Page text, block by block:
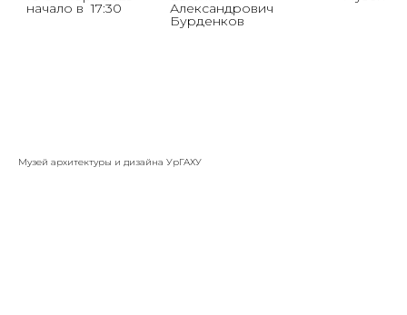
начало в  17:30 Александрович
Бурденков
Музей архитектуры и дизайна УрГАХУ